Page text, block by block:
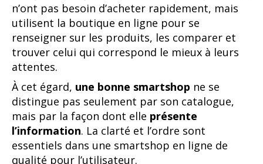
n’ont pas besoin d’acheter rapidement, mais
utilisent la boutique en ligne pour se
renseigner sur les produits, les comparer et
trouver celui qui correspond le mieux à leurs
attentes.
À cet égard, une bonne smartshop ne se
distingue pas seulement par son catalogue,
mais par la façon dont elle présente
l’information. La clarté et l’ordre sont
essentiels dans une smartshop en ligne de
qualité pour l’utilisateur.